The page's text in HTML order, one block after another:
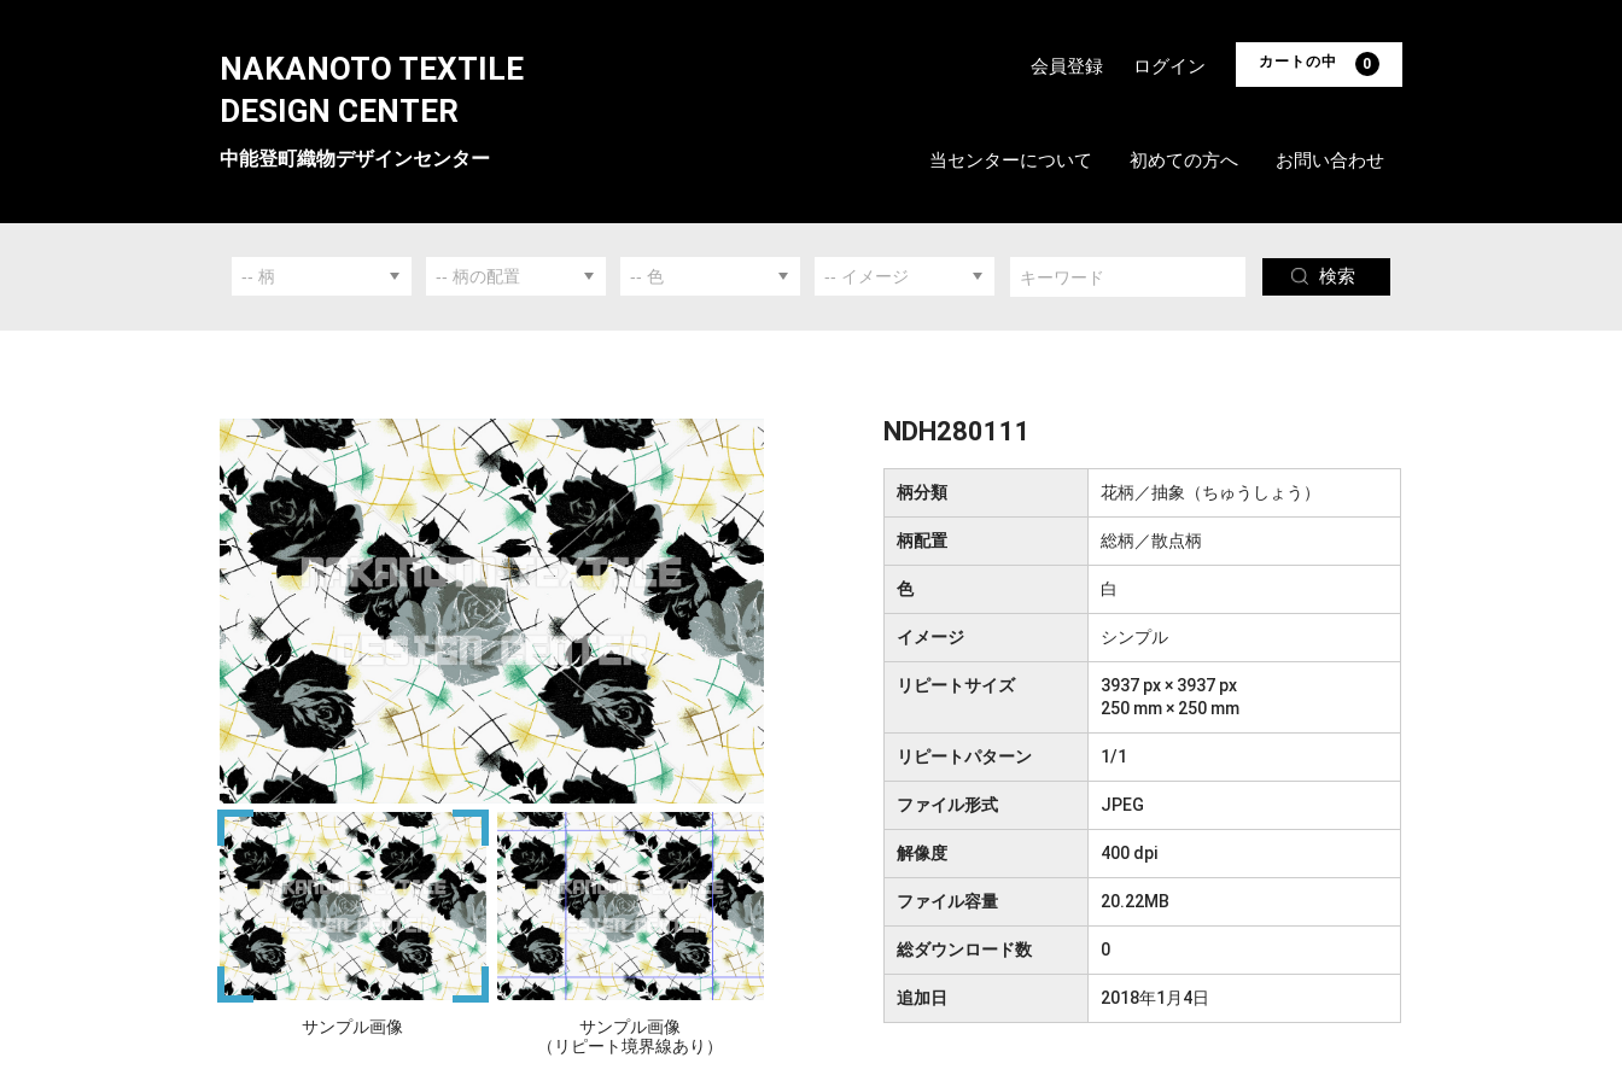
NAKANOTO TEXTILE
DESIGN CENTER
中能登町織物デザインセンター 当センターについて 初めての方へ お問い合わせ
カートの中 0
会員登録 ログイン
検索
サンプル画像
サンプル画像
（リピート境界線あり）
NDH280111
柄分類 花柄／抽象（ちゅうしょう）
柄配置 総柄／散点柄
色 白
イメージ シンプル
リピートサイズ
3937 px × 3937 px
250 mm × 250 mm
リピートパターン 1/1
ファイル形式 JPEG
解像度 400 dpi
ファイル容量 20.22MB
総ダウンロード数 0
追加日 2018年1月4日